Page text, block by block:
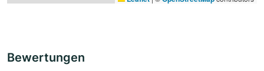
Bewertungen